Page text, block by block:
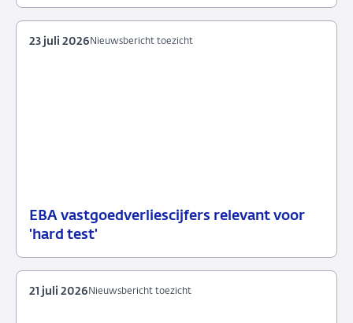
EBA vastgoedverliescijfers relevant voor
'hard test'
23
Nieuwsbericht
Nieuwsbericht toezicht
23 juli 2026
Nieuwsbericht toezicht
21 juli 2026